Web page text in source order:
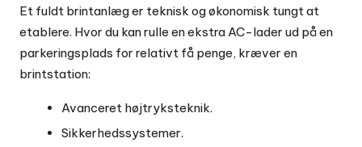
Et fuldt brintanlæg er teknisk og økonomisk tungt at
etablere. Hvor du kan rulle en ekstra AC-lader ud på en
parkeringsplads for relativt få penge, kræver en
brintstation:
Avanceret højtryksteknik.
Sikkerhedssystemer.